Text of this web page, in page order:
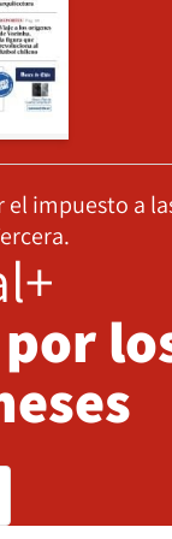
impuesto a